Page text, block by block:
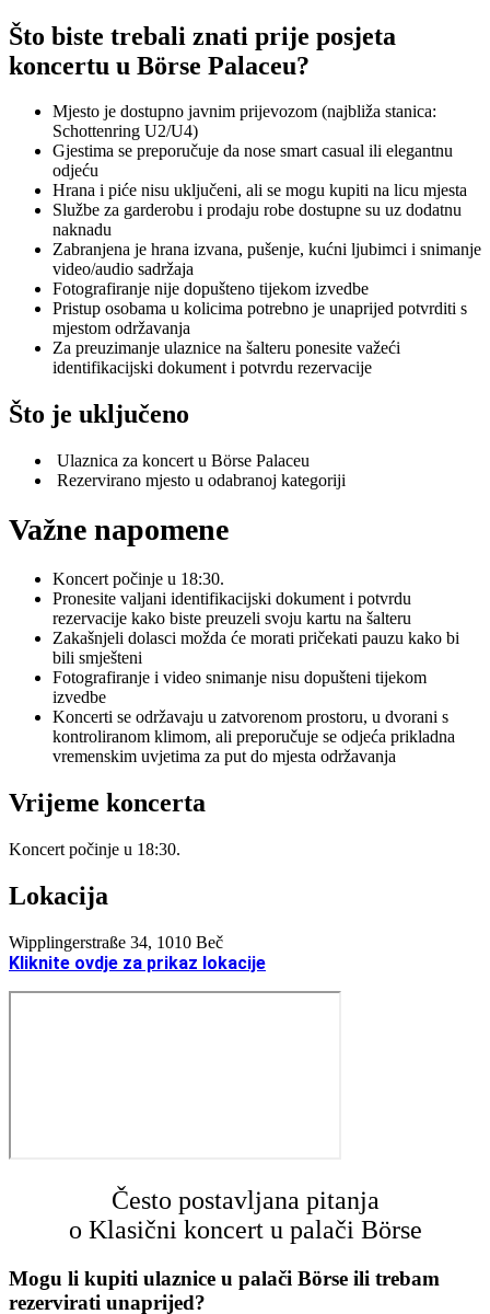
Što biste trebali znati prije posjeta
koncertu u Börse Palaceu?
Mjesto je dostupno javnim prijevozom (najbliža stanica:
Schottenring U2/U4)
Gjestima se preporučuje da nose smart casual ili elegantnu
odjeću
Hrana i piće nisu uključeni, ali se mogu kupiti na licu mjesta
Službe za garderobu i prodaju robe dostupne su uz dodatnu
naknadu
Zabranjena je hrana izvana, pušenje, kućni ljubimci i snimanje
video/audio sadržaja
Fotografiranje nije dopušteno tijekom izvedbe
Pristup osobama u kolicima potrebno je unaprijed potvrditi s
mjestom održavanja
Za preuzimanje ulaznice na šalteru ponesite važeći
identifikacijski dokument i potvrdu rezervacije
Što je uključeno
Ulaznica za koncert u Börse Palaceu
Rezervirano mjesto u odabranoj kategoriji
Važne napomene
Koncert počinje u 18:30.
Pronesite valjani identifikacijski dokument i potvrdu
rezervacije kako biste preuzeli svoju kartu na šalteru
Zakašnjeli dolasci možda će morati pričekati pauzu kako bi
bili smješteni
Fotografiranje i video snimanje nisu dopušteni tijekom
izvedbe
Koncerti se održavaju u zatvorenom prostoru, u dvorani s
kontroliranom klimom, ali preporučuje se odjeća prikladna
vremenskim uvjetima za put do mjesta održavanja
Vrijeme koncerta
Koncert počinje u 18:30.
Lokacija
Wipplingerstraße 34, 1010 Beč
Kliknite ovdje za prikaz lokacije
Često postavljana pitanja
o Klasični koncert u palači Börse
Mogu li kupiti ulaznice u palači Börse ili trebam
rezervirati unaprijed?